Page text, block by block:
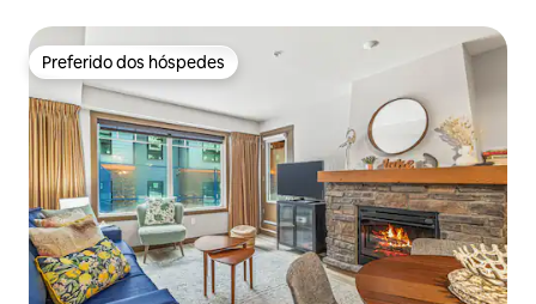
Preferido dos hóspedes
Preferido dos hóspedes